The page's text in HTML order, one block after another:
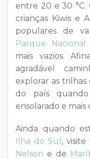
entre 20 e 30 °C.
crianças Kiwis e
populares de
Parque
mais vazios.
agradável
explorar as trilhas
do país
ensolarado e mais
Ainda quando
Ilha do Sul ,
Nelson e de